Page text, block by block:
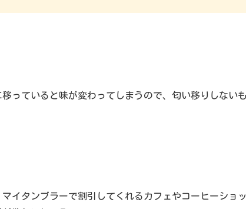
っていると味が変わってしまうので、匂い移りしない
イタンブラーで割引してくれるカフェやコーヒーショ